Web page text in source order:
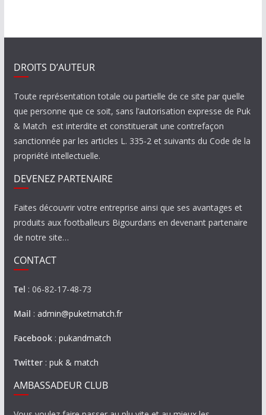
DROITS D’AUTEUR
Toute représentation totale ou partielle de ce site par quelle
que personne que ce soit, sans l’autorisation expresse de Puk
& Match est interdite et constituerait une contrefaçon
sanctionnée par les articles L. 335-2 et suivants du Code de la
propriété intellectuelle.
DEVENEZ PARTENAIRE
Faites découvrir votre entreprise ainsi que ses avantages et
produits aux footballeurs Bigourdans en devenant partenaire
de notre site…
CONTACT
Tel : 06-82-17-48-73
Mail : admin@puketmatch.fr
Facebook: pukandmatch
Twitter: puk & match
AMBASSADEUR CLUB